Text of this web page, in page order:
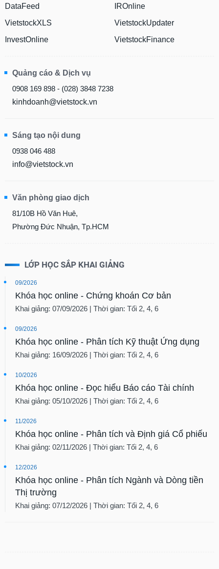
DataFeed
VietstockXLS
InvestOnline
IROnline
VietstockUpdater
VietstockFinance
Quảng cáo & Dịch vụ
0908 169 898 - (028) 3848 7238
kinhdoanh@vietstock.vn
Sáng tạo nội dung
0938 046 488
info@vietstock.vn
Văn phòng giao dịch
81/10B Hồ Văn Huê,
Phường Đức Nhuận, Tp.HCM
LỚP HỌC SẮP KHAI GIẢNG
09/2026
Khóa học online - Chứng khoán Cơ bản
Khai giảng: 07/09/2026 | Thời gian: Tối 2, 4, 6
09/2026
Khóa học online - Phân tích Kỹ thuật Ứng dụng
Khai giảng: 16/09/2026 | Thời gian: Tối 2, 4, 6
10/2026
Khóa học online - Đọc hiểu Báo cáo Tài chính
Khai giảng: 05/10/2026 | Thời gian: Tối 2, 4, 6
11/2026
Khóa học online - Phân tích và Định giá Cổ phiếu
Khai giảng: 02/11/2026 | Thời gian: Tối 2, 4, 6
12/2026
Khóa học online - Phân tích Ngành và Dòng tiền
Thị trường
Khai giảng: 07/12/2026 | Thời gian: Tối 2, 4, 6